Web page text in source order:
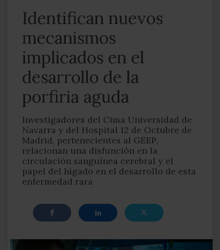
Identifican nuevos
mecanismos
implicados en el
desarrollo de la
porfiria aguda
Investigadores del Cima Universidad de
Navarra y del Hospital 12 de Octubre de
Madrid, pertenecientes al GEEP,
relacionan una disfunción en la
circulación sanguínea cerebral y el
papel del hígado en el desarrollo de esta
enfermedad rara